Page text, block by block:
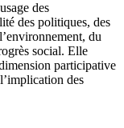
des
des politiques, des
du
social. Elle
participative
des